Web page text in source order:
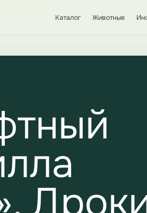
Каталог Животные